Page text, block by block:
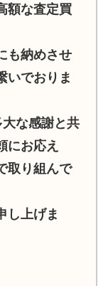
額な査定買
も納めさせ
いでおりま
な感謝と共
にお応え
取り組んで
し上げま